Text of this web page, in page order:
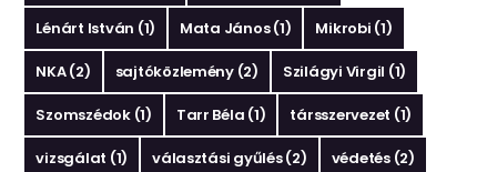
Lénárt István (1) Mata János(1) Mikrobi (1)
NKA(2) sajtóközlemény(2) Szilágyi Virgil (1)
Szomszédok(1) Tarr Béla (1) társszervezet (1)
vizsgálat (1) választási gyűlés(2) védetés(2)